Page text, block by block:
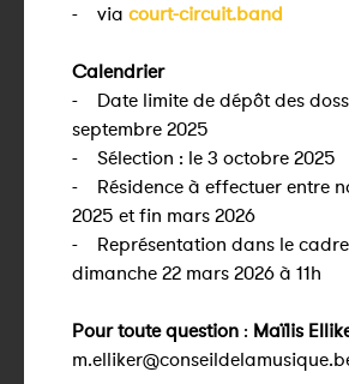
- via court-circuit.band
Calendrier
- Date limite de dépôt des
septembre 2025
- Sélection : le 3 octobre 2025
- Résidence à effectuer entre
2025 et fin mars 2026
- Représentation dans le
dimanche 22 mars 2026 à 11h
Pour toute question : Maïlis